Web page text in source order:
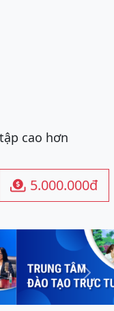
cao hơn
 5.000.000đ
Next